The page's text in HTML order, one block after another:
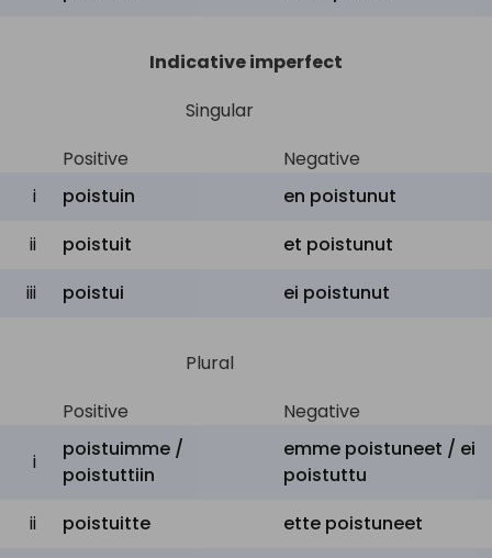
Indicative imperfect
Singular
Positive
Negative
i
poistuin en poistunut
ii
poistuit et poistunut
iii
poistui ei poistunut
Plural
Positive
Negative
i
poistuimme /
poistuttiin
emme poistuneet / ei
poistuttu
ii
poistuitte ette poistuneet